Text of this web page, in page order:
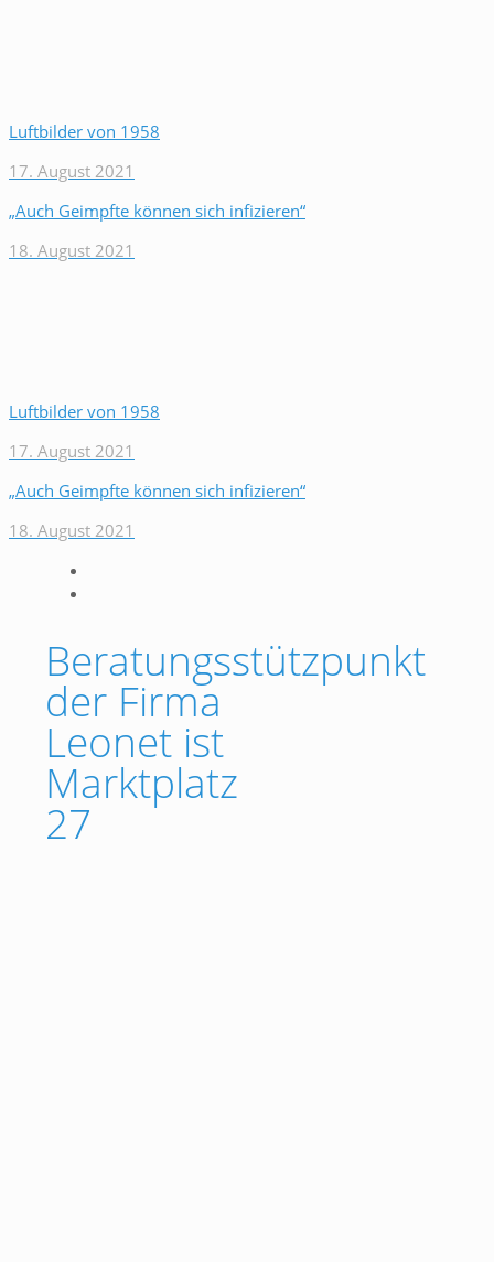
Luftbilder von 1958
17. August 2021
„Auch Geimpfte können sich infizieren“
18. August 2021
Luftbilder von 1958
17. August 2021
„Auch Geimpfte können sich infizieren“
18. August 2021
Beratungsstützpunkt
der Firma
Leonet ist
Marktplatz
27